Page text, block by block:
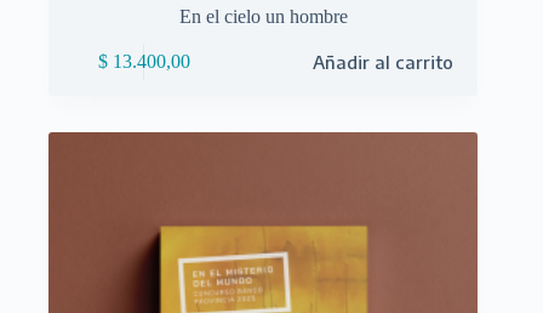
En el cielo un hombre
$13.400,00 Añadir al carrito